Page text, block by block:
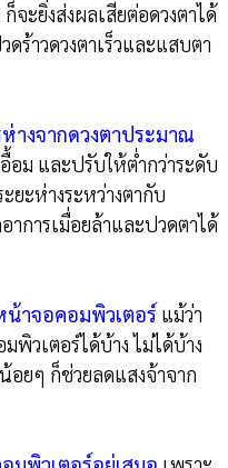
จะยิ่งส่งผลเสียต่อดวงตาได้
ดร้าวดวงตาเร็วและแสบตา
งจากดวงตาประมาณ
ม และปรับให้ต่ำกว่าระดับ
ยะห่างระหว่างตากับ
การเมื่อยล้าและปวดตาได้
าจอคอมพิวเตอร์ แม้ว่า
พิวเตอร์ได้บ้าง ไม่ได้บ้าง
ยๆ ก็ช่วยลดแสงจ้าจาก